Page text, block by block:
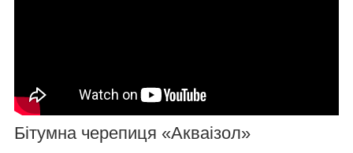
Бітумна черепиця «Акваізол»